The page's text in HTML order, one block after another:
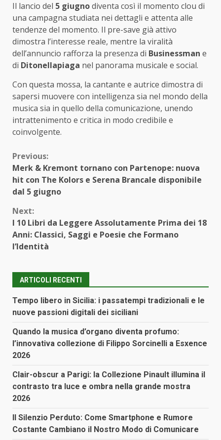
Il lancio del 5 giugnodiventa così il momento clou di
una campagna studiata nei dettagli e attenta alle
tendenze del momento. Il pre-save già attivo
dimostra l’interesse reale, mentre la viralità
dell’annuncio rafforza la presenza di Businessman e
di Ditonellapiaga nel panorama musicale e social.
Con questa mossa, la cantante e autrice dimostra di
sapersi muovere con intelligenza sia nel mondo della
musica sia in quello della comunicazione, unendo
intrattenimento e critica in modo credibile e
coinvolgente.
Continue
Reading
Previous:
Merk & Kremont tornano con Partenope: nuova
hit con The Kolors e Serena Brancale disponibile
dal 5 giugno
Next:
I 10 Libri da Leggere Assolutamente Prima dei 18
Anni: Classici, Saggi e Poesie che Formano
l’Identità
ARTICOLI RECENTI
Tempo libero in Sicilia: i passatempi tradizionali e le
nuove passioni digitali dei siciliani
Quando la musica d’organo diventa profumo:
l’innovativa collezione di Filippo Sorcinelli a Esxence
2026
Clair-obscur a Parigi: la Collezione Pinault illumina il
contrasto tra luce e ombra nella grande mostra
2026
Il Silenzio Perduto: Come Smartphone e Rumore
Costante Cambiano il Nostro Modo di Comunicare